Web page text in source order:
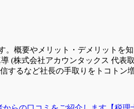
概要やメリット・デメリットを
(株式会社アカウンタックス 代表
るなど社長の手取りをトコトン